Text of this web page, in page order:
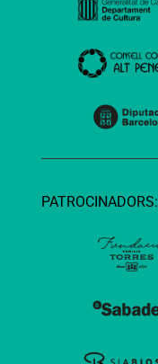
PATROCINADORS: